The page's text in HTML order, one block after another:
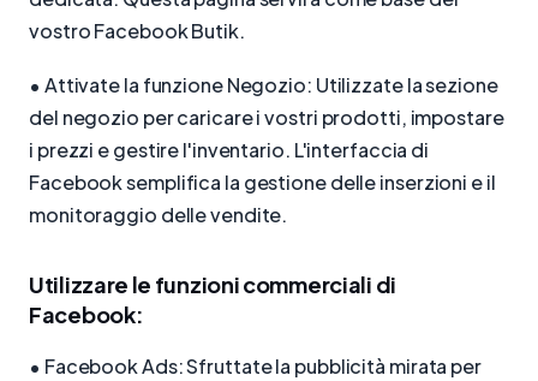
vostro Facebook Butik.
• Attivate la funzione Negozio: Utilizzate la sezione
del negozio per caricare i vostri prodotti, impostare
i prezzi e gestire l'inventario. L'interfaccia di
Facebook semplifica la gestione delle inserzioni e il
monitoraggio delle vendite.
Utilizzare le funzioni commerciali di
Facebook:
• Facebook Ads: Sfruttate la pubblicità mirata per